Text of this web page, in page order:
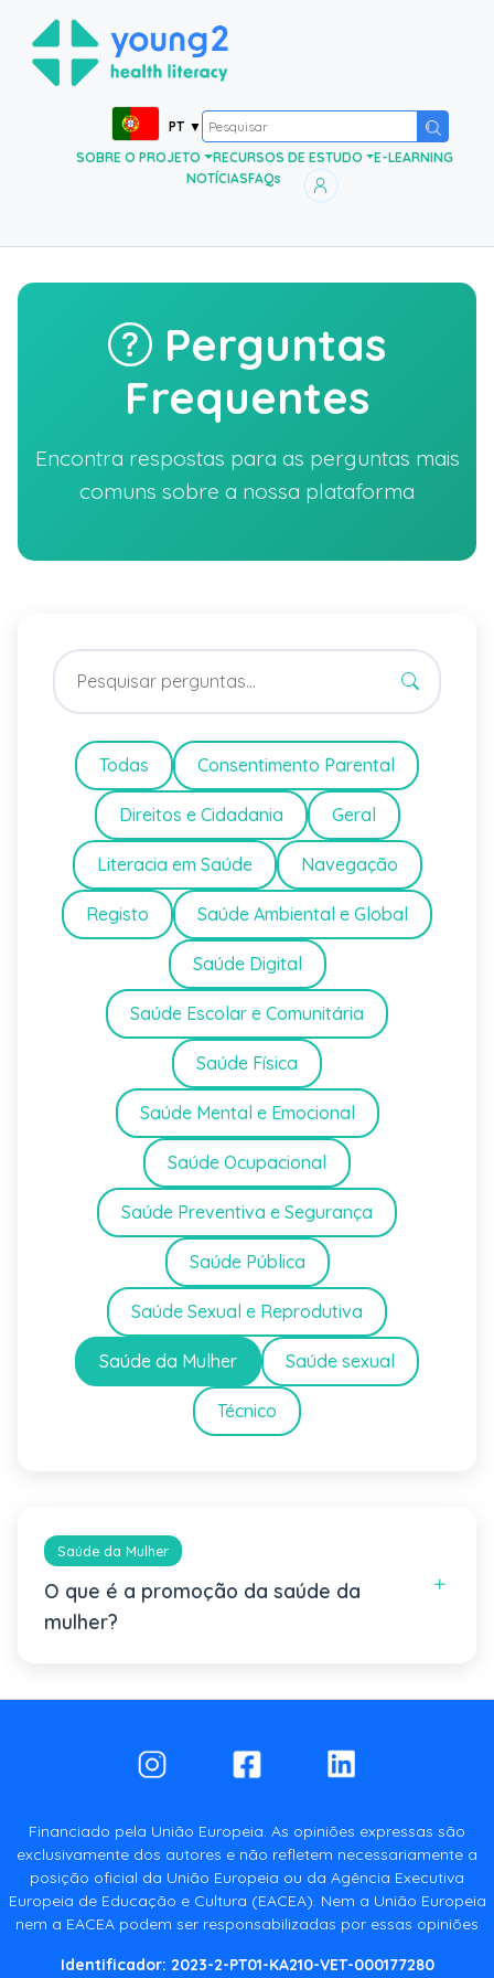
PT ▼
SOBRE O PROJETO
RECURSOS DE ESTUDO
E-LEARNING
NOTÍCIASFAQs
Perguntas
Frequentes
Encontra respostas para as perguntas mais
comuns sobre a nossa plataforma
Todas Consentimento Parental
Direitos e Cidadania Geral
Literacia em Saúde Navegação
Registo Saúde Ambiental e Global
Saúde Digital
Saúde Escolar e Comunitária
Saúde Física
Saúde Mental e Emocional
Saúde Ocupacional
Saúde Preventiva e Segurança
Saúde Pública
Saúde Sexual e Reprodutiva
Saúde da Mulher Saúde sexual
Técnico
Saúde da Mulher
O que é a promoção da saúde da
mulher?
ações e políticas que ajudam as mulheres a
melhorá-la ao longo da vida. Baseia-se nos
desigualdades — aplicados às necessidades
específicas das mulheres.
A Organização Mundial da Saúde destaca que a
saúde da mulher vai muito além da saúde
Financiado pela União Europeia. As opiniões expressas são
exclusivamente dos autores e não refletem necessariamente a
posição oficial da União Europeia ou da Agência Executiva
Europeia de Educação e Cultura (EACEA). Nem a União Europeia
nem a EACEA podem ser responsabilizadas por essas opiniões
Identificador: 2023-2-PT01-KA210-VET-000177280